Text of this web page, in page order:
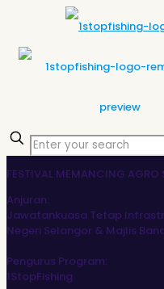
FESTIVAL MEMANCING AGRO
Anjuran:
Jawatankuasa Tetap
Negeri Selangor & Majlis
Pengurus Program:
1StopFishing